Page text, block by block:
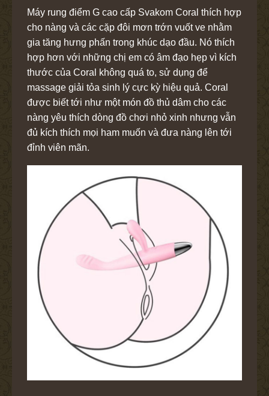
Máy rung điểm G cao cấp Svakom Coral thích hợp
cho nàng và các cặp đôi mơn trớn vuốt ve nhằm
gia tăng hưng phấn trong khúc dạo đầu. Nó thích
hợp hơn với những chị em có âm đạo hẹp vì kích
thước của Coral không quá to, sử dụng để
massage giải tỏa sinh lý cực kỳ hiệu quả. Coral
được biết tới như một món đồ thủ dâm cho các
nàng yêu thích dòng đồ chơi nhỏ xinh nhưng vẫn
đủ kích thích mọi ham muốn và đưa nàng lên tới
đỉnh viên mãn.